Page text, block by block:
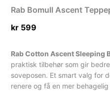
Rab Bomull Ascent
kr 599
Rab Cotton Ascent Sleeping
praktisk tilbehør som gir
soveposen. Et smart valg for
renere og få en mer